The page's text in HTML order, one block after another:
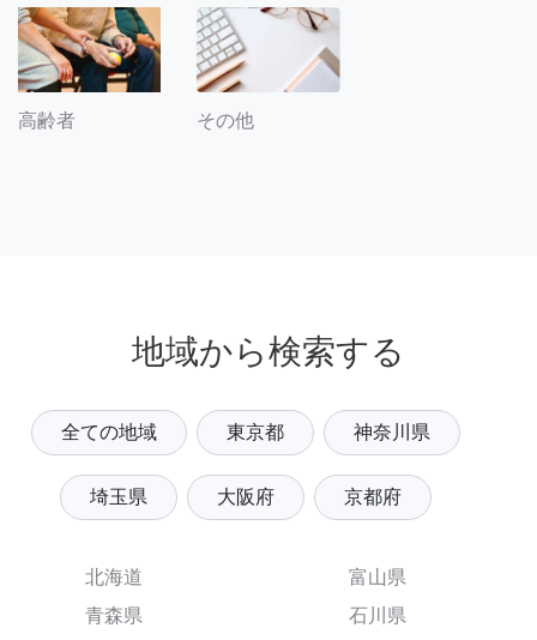
高齢者 その他
地域から検索する
全ての地域 東京都 神奈川県
埼玉県 大阪府 京都府
北海道
青森県
富山県
石川県